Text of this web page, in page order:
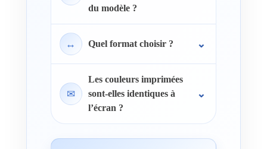
du modèle ?
↔ Quel format choisir ?
✉
Les couleurs imprimées
sont-elles identiques à
l’écran ?